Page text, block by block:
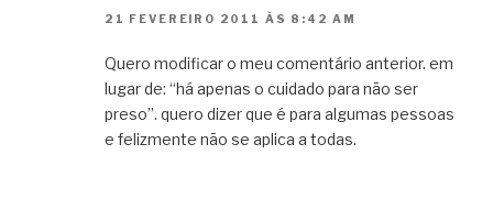
21 FEVEREIRO 2011 ÀS 8:42 AM
Quero modificar o meu comentário anterior. em
lugar de: “há apenas o cuidado para não ser
preso”. quero dizer que é para algumas pessoas
e felizmente não se aplica a todas.